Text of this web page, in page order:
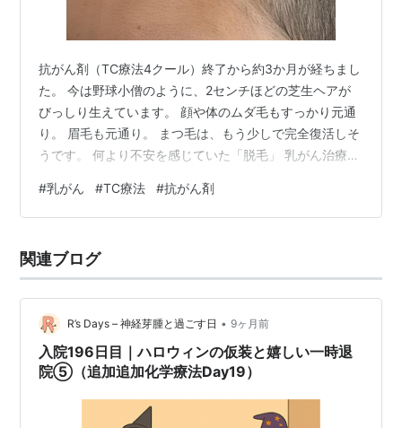
抗がん剤（TC療法4クール）終了から約3か月が経ちまし
た。 今は野球小僧のように、2センチほどの芝生ヘアが
びっしり生えています。 顔や体のムダ毛もすっかり元通
り。 眉毛も元通り。 まつ毛は、もう少しで完全復活しそ
うです。 何より不安を感じていた「脱毛」 乳がん治療の
作用のひとつ「脱毛」でした。 髪が抜ける恐怖を和らげ
るため投与開始前、夫にバリカンで2センチほどに刈って
目は「少し減ったかな？」程度。 2クール目：半分以上
減ったかも？と感じる。 3クール目：だいぶ少なくな
#乳がん #TC療法 #抗がん剤
関連ブログ
R’s Days – 神経芽腫と過ごす日 • 9ヶ月前
入院196日目｜ハロウィンの仮装と嬉しい一時退
院⑤（追加追加化学療法Day19）